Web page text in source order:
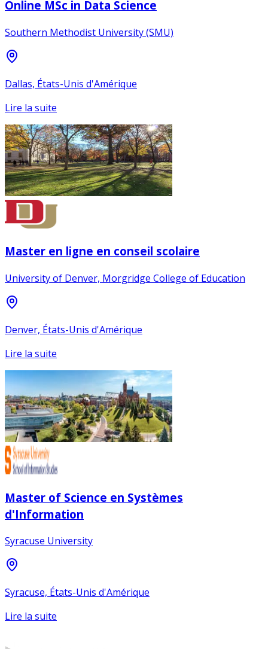
Online MSc in Data Science
Southern Methodist University (SMU)
Dallas, États-Unis d'Amérique
Lire la suite
Master en ligne en conseil scolaire
University of Denver, Morgridge College of Education
Denver, États-Unis d'Amérique
Lire la suite
Master of Science en Systèmes
d'Information
Syracuse University
Syracuse, États-Unis d'Amérique
Lire la suite